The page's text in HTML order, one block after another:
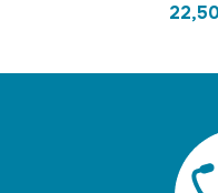
22,50